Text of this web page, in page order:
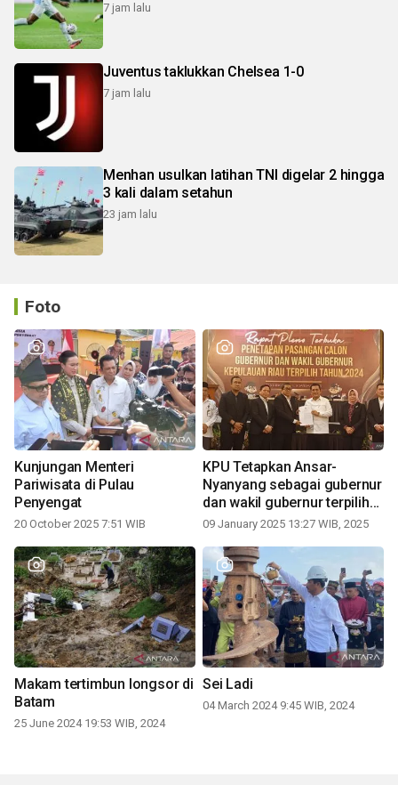
7 jam lalu
Juventus taklukkan Chelsea 1-0
7 jam lalu
Menhan usulkan latihan TNI digelar 2 hingga
3 kali dalam setahun
23 jam lalu
Foto
Kunjungan Menteri
Pariwisata di Pulau
Penyengat
20 October 2025 7:51 WIB
KPU Tetapkan Ansar-
Nyanyang sebagai gubernur
dan wakil gubernur terpilih
periode 2025-2030
09 January 2025 13:27 WIB, 2025
Makam tertimbun longsor di
Batam
25 June 2024 19:53 WIB, 2024
Sei Ladi
04 March 2024 9:45 WIB, 2024